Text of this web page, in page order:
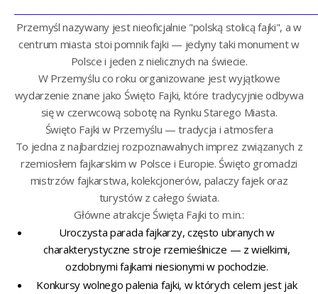
Przemyśl nazywany jest nieoficjalnie "polską stolicą fajki", a w
centrum miasta stoi pomnik fajki — jedyny taki monument w
Polsce i jeden z nielicznych na świecie.
W Przemyślu co roku organizowane jest wyjątkowe
wydarzenie znane jako Święto Fajki, które tradycyjnie odbywa
się w czerwcową sobotę na Rynku Starego Miasta.
Święto Fajki w Przemyślu — tradycja i atmosfera
To jedna z najbardziej rozpoznawalnych imprez związanych z
rzemiosłem fajkarskim w Polsce i Europie. Święto gromadzi
mistrzów fajkarstwa, kolekcjonerów, palaczy fajek oraz
turystów z całego świata.
Główne atrakcje Święta Fajki to m.in.:
Uroczysta parada fajkarzy, często ubranych w
charakterystyczne stroje rzemieślnicze — z wielkimi,
ozdobnymi fajkami niesionymi w pochodzie.
Konkursy wolnego palenia fajki, w których celem jest jak